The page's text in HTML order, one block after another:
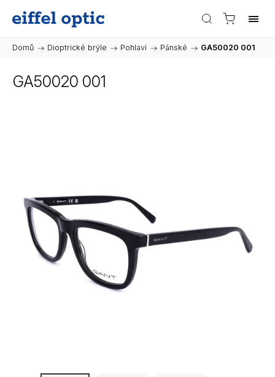
Domů / Dioptrické brýle / Pohlaví / Pánské / GA50020 001
GA50020 001